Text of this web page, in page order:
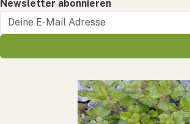
Newsletter abonnieren